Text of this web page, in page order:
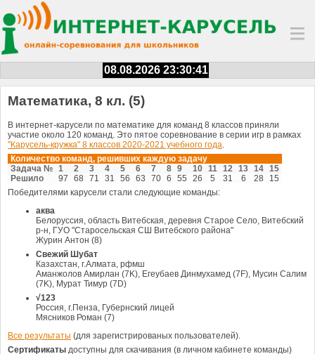
08.08.2026 23:30:41
Математика, 8 кл. (5)
В интернет-карусели по математике для команд 8 классов приняли
участие около 120 команд. Это пятое соревнование в серии игр в рамках
"Карусель-кружка" 8 классов 2020-2021 учебного года
Количество команд, решивших каждую задачу
Задача №
1 2 3 4 5 6 7 8 9 10 11 12 13 14
15
Решило
97 68 71 31 56 63 70 6 55 26 5 31 6 28
15
Победителями карусели стали следующие команды:
аква
Белоруссия, область Витебская, деревня Старое Село, Витебский
р-н, ГУО "Старосельская СШ Витебского района"
Журин Антон (8)
Свежий Шубат
Казахстан, г.Алмата, рфмш
Аманжолов Амирлан (7K), Егеубаев Динмухамед (7F), Мусин Салим
(7K), Мурат Тимур (7D)
√123
Россия, г.Пенза, Губернский лицей
Мясников Роман (7)
Все результаты (для зарегистрированых пользователей).
Сертификаты доступны для скачивания (в личном кабинете команды)